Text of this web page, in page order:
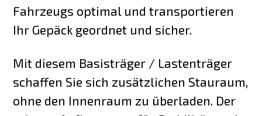
Fahrzeugs optimal und transportieren
Ihr Gepäck geordnet und sicher.
Mit diesem Basisträger / Lastenträger
schaffen Sie sich zusätzlichen Stauraum,
ohne den Innenraum zu überladen. Der